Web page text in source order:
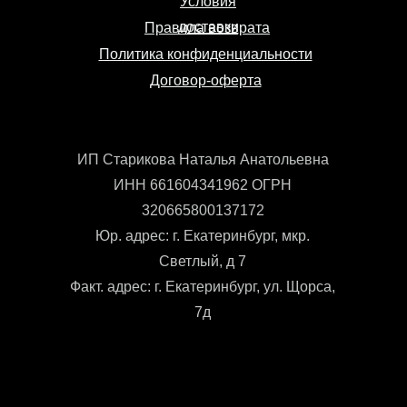
ИП Старикова Наталья Анатольевна
ИНН 661604341962 ОГРН
320665800137172
Юр. адрес: г. Екатеринбург, мкр.
Светлый, д 7
Факт. адрес: г. Екатеринбург, ул. Щорса,
7д
Политика конфиденциальности
доставки
Правила возврата
Договор-оферта